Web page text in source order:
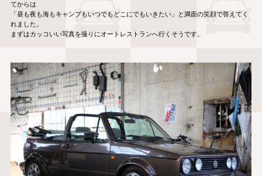
てからは
「昼も夜も海もキャンプもいつでもどこにでもいきたい」と満面の笑顔で答えてく
れました。
まずはカッコいい写真を撮りにオートレストランへ行くそうです。